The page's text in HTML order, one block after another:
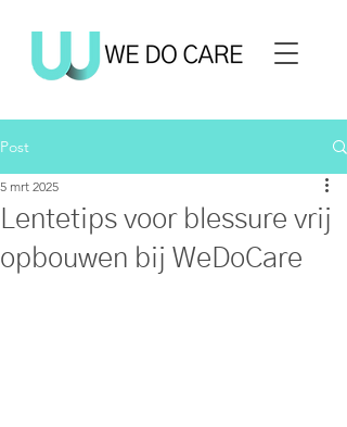
Post
Lentetips voor blessure vrij
opbouwen bij WeDoCare
5 mrt 2025